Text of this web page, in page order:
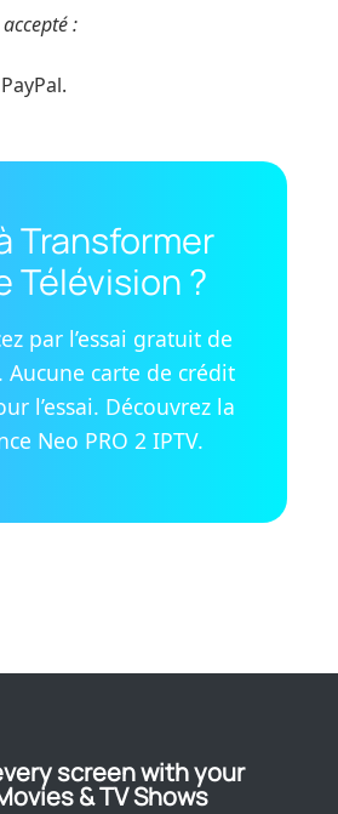
:
Transformer
Télévision ?
par l’essai gratuit de
Aucune carte de crédit
l’essai. Découvrez la
Neo PRO 2 IPTV.
screen with your
& TV Shows